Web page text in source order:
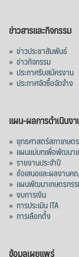
ข่าวสารและกิจกรรม
» ข่าวประชาสัมพันธ์
» ข่าวกิจกรรม
» ประกาศรับสมัครงาน
» ประกาศจัดซื้อจัดจ้าง
แผน-ผลการดำเนินง
» ยุทธศาสตร์สภาเกษต
» แผนแม่บทเพื่อพัฒนา
» รายงานประจำปี
» ข้อเสนอและผลงานค
» แผนพัฒนาเกษตรกร
» งบการเงิน
» การประเมิน ITA
» การเลือกตั้ง
ข้อมูลเผยแพร่